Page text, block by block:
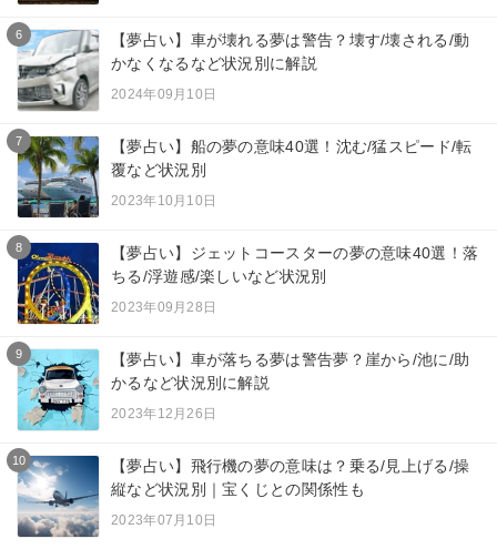
6
【夢占い】車が壊れる夢は警告？壊す/壊される/動
かなくなるなど状況別に解説
2024年09月10日
7
【夢占い】船の夢の意味40選！沈む/猛スピード/転
覆など状況別
2023年10月10日
8
【夢占い】ジェットコースターの夢の意味40選！落
ちる/浮遊感/楽しいなど状況別
2023年09月28日
9
【夢占い】車が落ちる夢は警告夢？崖から/池に/助
かるなど状況別に解説
2023年12月26日
10
【夢占い】飛行機の夢の意味は？乗る/見上げる/操
縦など状況別｜宝くじとの関係性も
2023年07月10日